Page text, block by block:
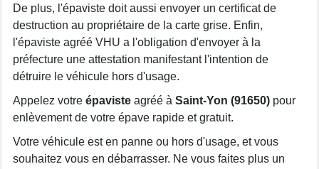
De plus, l'épaviste doit aussi envoyer un certificat de
destruction au propriétaire de la carte grise. Enfin,
l'épaviste agréé VHU a l'obligation d'envoyer à la
préfecture une attestation manifestant l'intention de
détruire le véhicule hors d'usage.
Appelez votre épaviste agréé à Saint-Yon (91650) pour
enlèvement de votre épave rapide et gratuit.
Votre véhicule est en panne ou hors d'usage, et vous
souhaitez vous en débarrasser. Ne vous faites plus un